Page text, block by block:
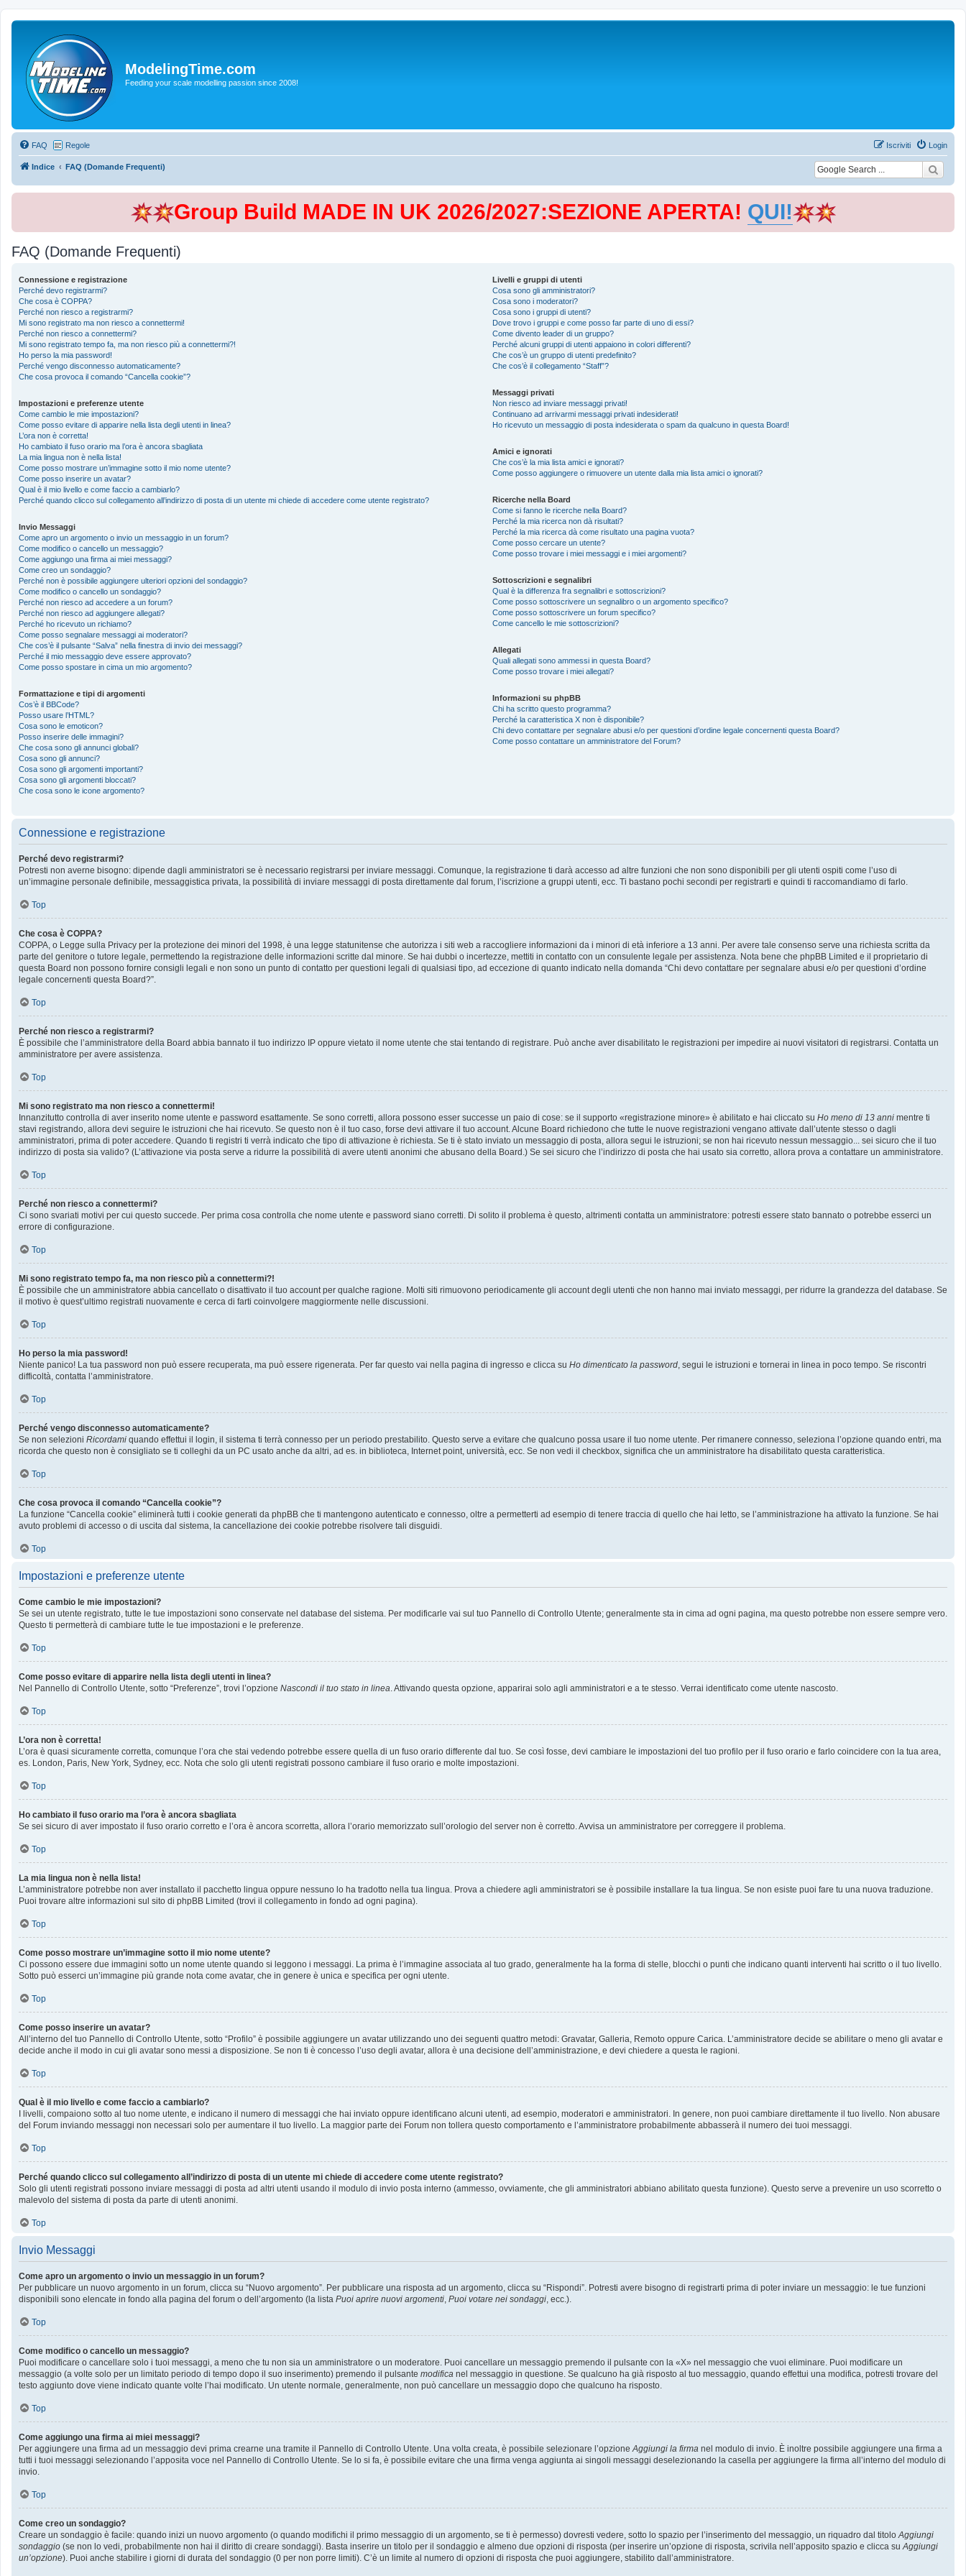
ModelingTime.com
Feeding your scale modelling passion since 2008!
FAQ Regole Login
Iscriviti
Indice FAQ (Domande Frequenti)
Group Build MADE IN UK 2026/2027:SEZIONE APERTA! QUI!
FAQ (Domande Frequenti)
Connessione e registrazione
Perché devo registrarmi?
Che cosa è COPPA?
Perché non riesco a registrarmi?
Mi sono registrato ma non riesco a connettermi!
Perché non riesco a connettermi?
Mi sono registrato tempo fa, ma non riesco più a connettermi?!
Ho perso la mia password!
Perché vengo disconnesso automaticamente?
Che cosa provoca il comando “Cancella cookie”?
Impostazioni e preferenze utente
Come cambio le mie impostazioni?
Come posso evitare di apparire nella lista degli utenti in linea?
L’ora non è corretta!
Ho cambiato il fuso orario ma l’ora è ancora sbagliata
La mia lingua non è nella lista!
Come posso mostrare un’immagine sotto il mio nome utente?
Come posso inserire un avatar?
Qual è il mio livello e come faccio a cambiarlo?
Perché quando clicco sul collegamento all’indirizzo di posta di un utente mi chiede di accedere come utente registrato?
Invio Messaggi
Come apro un argomento o invio un messaggio in un forum?
Come modifico o cancello un messaggio?
Come aggiungo una firma ai miei messaggi?
Come creo un sondaggio?
Perché non è possibile aggiungere ulteriori opzioni del sondaggio?
Come modifico o cancello un sondaggio?
Perché non riesco ad accedere a un forum?
Perché non riesco ad aggiungere allegati?
Perché ho ricevuto un richiamo?
Come posso segnalare messaggi ai moderatori?
Che cos’è il pulsante “Salva” nella finestra di invio dei messaggi?
Perché il mio messaggio deve essere approvato?
Come posso spostare in cima un mio argomento?
Formattazione e tipi di argomenti
Cos’è il BBCode?
Posso usare l’HTML?
Cosa sono le emoticon?
Posso inserire delle immagini?
Che cosa sono gli annunci globali?
Cosa sono gli annunci?
Cosa sono gli argomenti importanti?
Cosa sono gli argomenti bloccati?
Che cosa sono le icone argomento?
Livelli e gruppi di utenti
Cosa sono gli amministratori?
Cosa sono i moderatori?
Cosa sono i gruppi di utenti?
Dove trovo i gruppi e come posso far parte di uno di essi?
Come divento leader di un gruppo?
Perché alcuni gruppi di utenti appaiono in colori differenti?
Che cos’è un gruppo di utenti predefinito?
Che cos’è il collegamento “Staff”?
Messaggi privati
Non riesco ad inviare messaggi privati!
Continuano ad arrivarmi messaggi privati indesiderati!
Ho ricevuto un messaggio di posta indesiderata o spam da qualcuno in questa Board!
Amici e ignorati
Che cos’è la mia lista amici e ignorati?
Come posso aggiungere o rimuovere un utente dalla mia lista amici o ignorati?
Ricerche nella Board
Come si fanno le ricerche nella Board?
Perché la mia ricerca non dà risultati?
Perché la mia ricerca dà come risultato una pagina vuota?
Come posso cercare un utente?
Come posso trovare i miei messaggi e i miei argomenti?
Sottoscrizioni e segnalibri
Qual è la differenza fra segnalibri e sottoscrizioni?
Come posso sottoscrivere un segnalibro o un argomento specifico?
Come posso sottoscrivere un forum specifico?
Come cancello le mie sottoscrizioni?
Allegati
Quali allegati sono ammessi in questa Board?
Come posso trovare i miei allegati?
Informazioni su phpBB
Chi ha scritto questo programma?
Perché la caratteristica X non è disponibile?
Chi devo contattare per segnalare abusi e/o per questioni d’ordine legale concernenti questa Board?
Come posso contattare un amministratore del Forum?
Connessione e registrazione
Perché devo registrarmi?
Potresti non averne bisogno: dipende dagli amministratori se è necessario registrarsi per inviare messaggi. Comunque, la registrazione ti darà accesso ad altre funzioni che non sono disponibili per gli utenti ospiti come l’uso di
un’immagine personale definibile, messaggistica privata, la possibilità di inviare messaggi di posta direttamente dal forum, l’iscrizione a gruppi utenti, ecc. Ti bastano pochi secondi per registrarti e quindi ti raccomandiamo di farlo.
Top
Che cosa è COPPA?
COPPA, o Legge sulla Privacy per la protezione dei minori del 1998, è una legge statunitense che autorizza i siti web a raccogliere informazioni da i minori di età inferiore a 13 anni. Per avere tale consenso serve una richiesta scritta da
parte del genitore o tutore legale, permettendo la registrazione delle informazioni scritte dal minore. Se hai dubbi o incertezze, mettiti in contatto con un consulente legale per assistenza. Nota bene che phpBB Limited e il proprietario di
questa Board non possono fornire consigli legali e non sono un punto di contatto per questioni legali di qualsiasi tipo, ad eccezione di quanto indicato nella domanda “Chi devo contattare per segnalare abusi e/o per questioni d’ordine
legale concernenti questa Board?”.
Top
Perché non riesco a registrarmi?
È possibile che l’amministratore della Board abbia bannato il tuo indirizzo IP oppure vietato il nome utente che stai tentando di registrare. Può anche aver disabilitato le registrazioni per impedire ai nuovi visitatori di registrarsi. Contatta un
amministratore per avere assistenza.
Top
Mi sono registrato ma non riesco a connettermi!
Innanzitutto controlla di aver inserito nome utente e password esattamente. Se sono corretti, allora possono esser successe un paio di cose: se il supporto «registrazione minore» è abilitato e hai cliccato su Ho meno di 13 anni mentre ti
stavi registrando, allora devi seguire le istruzioni che hai ricevuto. Se questo non è il tuo caso, forse devi attivare il tuo account. Alcune Board richiedono che tutte le nuove registrazioni vengano attivate dall’utente stesso o dagli
amministratori, prima di poter accedere. Quando ti registri ti verrà indicato che tipo di attivazione è richiesta. Se ti è stato inviato un messaggio di posta, allora segui le istruzioni; se non hai ricevuto nessun messaggio... sei sicuro che il tuo
indirizzo di posta sia valido? (L’attivazione via posta serve a ridurre la possibilità di avere utenti anonimi che abusano della Board.) Se sei sicuro che l’indirizzo di posta che hai usato sia corretto, allora prova a contattare un amministratore.
Top
Perché non riesco a connettermi?
Ci sono svariati motivi per cui questo succede. Per prima cosa controlla che nome utente e password siano corretti. Di solito il problema è questo, altrimenti contatta un amministratore: potresti essere stato bannato o potrebbe esserci un
errore di configurazione.
Top
Mi sono registrato tempo fa, ma non riesco più a connettermi?!
È possibile che un amministratore abbia cancellato o disattivato il tuo account per qualche ragione. Molti siti rimuovono periodicamente gli account degli utenti che non hanno mai inviato messaggi, per ridurre la grandezza del database. Se
il motivo è quest’ultimo registrati nuovamente e cerca di farti coinvolgere maggiormente nelle discussioni.
Top
Ho perso la mia password!
Niente panico! La tua password non può essere recuperata, ma può essere rigenerata. Per far questo vai nella pagina di ingresso e clicca su Ho dimenticato la password, segui le istruzioni e tornerai in linea in poco tempo. Se riscontri
difficoltà, contatta l’amministratore.
Top
Perché vengo disconnesso automaticamente?
Se non selezioni Ricordami quando effettui il login, il sistema ti terrà connesso per un periodo prestabilito. Questo serve a evitare che qualcuno possa usare il tuo nome utente. Per rimanere connesso, seleziona l’opzione quando entri, ma
ricorda che questo non è consigliato se ti colleghi da un PC usato anche da altri, ad es. in biblioteca, Internet point, università, ecc. Se non vedi il checkbox, significa che un amministratore ha disabilitato questa caratteristica.
Top
Che cosa provoca il comando “Cancella cookie”?
La funzione “Cancella cookie” eliminerà tutti i cookie generati da phpBB che ti mantengono autenticato e connesso, oltre a permetterti ad esempio di tenere traccia di quello che hai letto, se l’amministrazione ha attivato la funzione. Se hai
avuto problemi di accesso o di uscita dal sistema, la cancellazione dei cookie potrebbe risolvere tali disguidi.
Top
Impostazioni e preferenze utente
Come cambio le mie impostazioni?
Se sei un utente registrato, tutte le tue impostazioni sono conservate nel database del sistema. Per modificarle vai sul tuo Pannello di Controllo Utente; generalmente sta in cima ad ogni pagina, ma questo potrebbe non essere sempre vero.
Questo ti permetterà di cambiare tutte le tue impostazioni e le preferenze.
Top
Come posso evitare di apparire nella lista degli utenti in linea?
Nel Pannello di Controllo Utente, sotto “Preferenze”, trovi l’opzione Nascondi il tuo stato in linea. Attivando questa opzione, apparirai solo agli amministratori e a te stesso. Verrai identificato come utente nascosto.
Top
L’ora non è corretta!
L’ora è quasi sicuramente corretta, comunque l’ora che stai vedendo potrebbe essere quella di un fuso orario differente dal tuo. Se così fosse, devi cambiare le impostazioni del tuo profilo per il fuso orario e farlo coincidere con la tua area,
es. London, Paris, New York, Sydney, ecc. Nota che solo gli utenti registrati possono cambiare il fuso orario e molte impostazioni.
Top
Ho cambiato il fuso orario ma l’ora è ancora sbagliata
Se sei sicuro di aver impostato il fuso orario corretto e l’ora è ancora scorretta, allora l’orario memorizzato sull’orologio del server non è corretto. Avvisa un amministratore per correggere il problema.
Top
La mia lingua non è nella lista!
L’amministratore potrebbe non aver installato il pacchetto lingua oppure nessuno lo ha tradotto nella tua lingua. Prova a chiedere agli amministratori se è possibile installare la tua lingua. Se non esiste puoi fare tu una nuova traduzione.
Puoi trovare altre informazioni sul sito di phpBB Limited (trovi il collegamento in fondo ad ogni pagina).
Top
Come posso mostrare un’immagine sotto il mio nome utente?
Ci possono essere due immagini sotto un nome utente quando si leggono i messaggi. La prima è l’immagine associata al tuo grado, generalmente ha la forma di stelle, blocchi o punti che indicano quanti interventi hai scritto o il tuo livello.
Sotto può esserci un’immagine più grande nota come avatar, che in genere è unica e specifica per ogni utente.
Top
Come posso inserire un avatar?
All’interno del tuo Pannello di Controllo Utente, sotto “Profilo” è possibile aggiungere un avatar utilizzando uno dei seguenti quattro metodi: Gravatar, Galleria, Remoto oppure Carica. L’amministratore decide se abilitare o meno gli avatar e
decide anche il modo in cui gli avatar sono messi a disposizione. Se non ti è concesso l’uso degli avatar, allora è una decisione dell’amministrazione, e devi chiedere a questa le ragioni.
Top
Qual è il mio livello e come faccio a cambiarlo?
I livelli, compaiono sotto al tuo nome utente, e indicano il numero di messaggi che hai inviato oppure identificano alcuni utenti, ad esempio, moderatori e amministratori. In genere, non puoi cambiare direttamente il tuo livello. Non abusare
del Forum inviando messaggi non necessari solo per aumentare il tuo livello. La maggior parte dei Forum non tollera questo comportamento e l’amministratore probabilmente abbasserà il numero dei tuoi messaggi.
Top
Perché quando clicco sul collegamento all’indirizzo di posta di un utente mi chiede di accedere come utente registrato?
Solo gli utenti registrati possono inviare messaggi di posta ad altri utenti usando il modulo di invio posta interno (ammesso, ovviamente, che gli amministratori abbiano abilitato questa funzione). Questo serve a prevenire un uso scorretto o
malevolo del sistema di posta da parte di utenti anonimi.
Top
Invio Messaggi
Come apro un argomento o invio un messaggio in un forum?
Per pubblicare un nuovo argomento in un forum, clicca su “Nuovo argomento”. Per pubblicare una risposta ad un argomento, clicca su “Rispondi”. Potresti avere bisogno di registrarti prima di poter inviare un messaggio: le tue funzioni
disponibili sono elencate in fondo alla pagina del forum o dell’argomento (la lista Puoi aprire nuovi argomenti, Puoi votare nei sondaggi, ecc.).
Top
Come modifico o cancello un messaggio?
Puoi modificare o cancellare solo i tuoi messaggi, a meno che tu non sia un amministratore o un moderatore. Puoi cancellare un messaggio premendo il pulsante con la «X» nel messaggio che vuoi eliminare. Puoi modificare un
messaggio (a volte solo per un limitato periodo di tempo dopo il suo inserimento) premendo il pulsante modifica nel messaggio in questione. Se qualcuno ha già risposto al tuo messaggio, quando effettui una modifica, potresti trovare del
testo aggiunto dove viene indicato quante volte l’hai modificato. Un utente normale, generalmente, non può cancellare un messaggio dopo che qualcuno ha risposto.
Top
Come aggiungo una firma ai miei messaggi?
Per aggiungere una firma ad un messaggio devi prima crearne una tramite il Pannello di Controllo Utente. Una volta creata, è possibile selezionare l’opzioneAggiungi la firma nel modulo di invio. È inoltre possibile aggiungere una firma a
tutti i tuoi messaggi selezionando l’apposita voce nel Pannello di Controllo Utente. Se lo si fa, è possibile evitare che una firma venga aggiunta ai singoli messaggi deselezionando la casella per aggiungere la firma all’interno del modulo di
invio.
Top
Come creo un sondaggio?
Creare un sondaggio è facile: quando inizi un nuovo argomento (o quando modifichi il primo messaggio di un argomento, se ti è permesso) dovresti vedere, sotto lo spazio per l’inserimento del messaggio, un riquadro dal titoloAggiungi
sondaggio (se non lo vedi, probabilmente non hai il diritto di creare sondaggi). Basta inserire un titolo per il sondaggio e almeno due opzioni di risposta (per inserire un’opzione di risposta, scrivila nell’apposito spazio e clicca suAggiungi
un’opzione). Puoi anche stabilire i giorni di durata del sondaggio (0 per non porre limiti). C’è un limite al numero di opzioni di risposta che puoi aggiungere, stabilito dall’amministratore.